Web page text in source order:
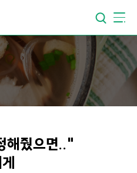
부엌
부엌
해줬으면.."